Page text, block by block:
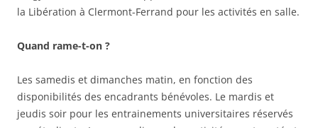
la Libération à Clermont-Ferrand pour les activités en salle.
Quand rame-t-on ?
Les samedis et dimanches matin, en fonction des
disponibilités des encadrants bénévoles. Le mardis et
jeudis soir pour les entrainements universitaires réservés